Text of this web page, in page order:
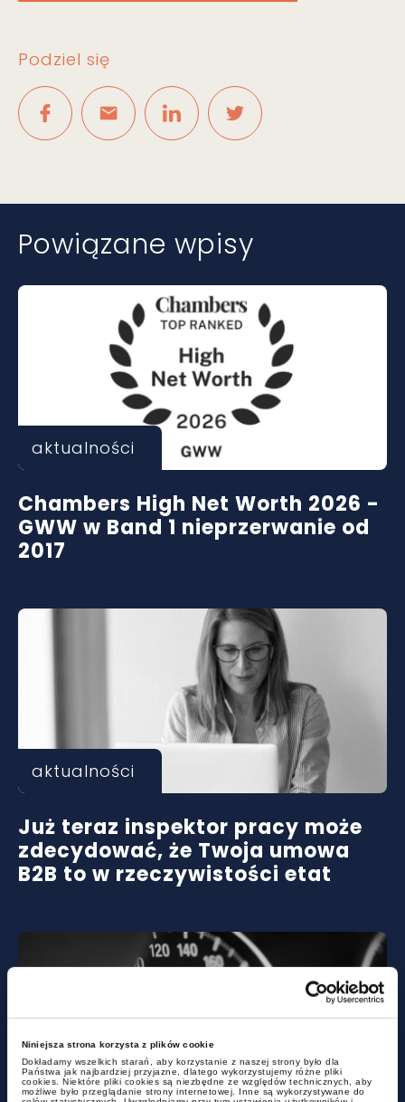
Niniejsza strona korzysta z plików cookie
Dokładamy wszelkich starań, aby korzystanie z naszej strony było dla
Państwa jak najbardziej przyjazne, dlatego wykorzystujemy różne pliki
cookies. Niektóre pliki cookies są niezbędne ze względów technicznych, aby
możliwe było przeglądanie strony internetowej. Inne są wykorzystywane do
Podziel się
Powiązane wpisy
aktualności
Chambers High Net Worth 2026 -
GWW w Band 1 nieprzerwanie od
2017
aktualności
Już teraz inspektor pracy może
zdecydować, że Twoja umowa
B2B to w rzeczywistości etat
aktualności